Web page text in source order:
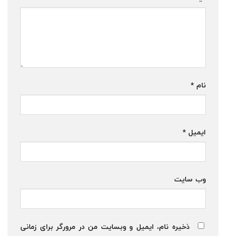
نام *
ایمیل *
وب‌ سایت
ذخیره نام، ایمیل و وبسایت من در مرورگر برای زمانی